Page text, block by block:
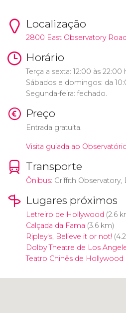
Localização
2800 East Observatory
Horário
Terça a sexta: 12:00 às 22:00
Sábados e domingos: da
Segunda-feira: fechado.
Preço
Entrada gratuita.
Visita guiada ao
Transporte
Ônibus: Griffith Observatory,
Lugares próximos
Letreiro de Hollywood (2.6
Calçada da Fama (3.6 km)
Ripley's, Believe it or not!
Dolby Theatre de Los
Teatro Chinês de Hollywood